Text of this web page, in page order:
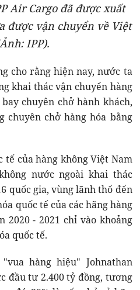
Air Cargo đã được xuất
được vận chuyển về Việt
IPP).
cho rằng hiện nay, nước ta
khai thác vận chuyển hàng
chuyên chở hành khách,
chuyên chở hàng hóa bằng
của hàng không Việt Nam
nước ngoài khai thác
quốc gia, vùng lãnh thổ đến
quốc tế của các hãng hàng
2020 - 2021 chỉ vào khoảng
quốc tế.
hàng hiệu" Johnathan
đầu tư 2.400 tỷ đồng, tương